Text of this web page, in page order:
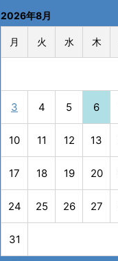
2026年8月
月 火 水 木
3 4 5 6
10 11 12 13
17 18 19 20
24 25 26 27
31